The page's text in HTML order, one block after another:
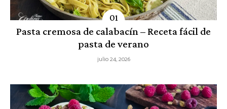
Pasta cremosa de calabacín – Receta fácil de
pasta de verano
julio 24, 2026